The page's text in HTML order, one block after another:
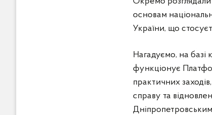
основам
України, що
Нагадуємо, на
функціонує
практичних
справу та